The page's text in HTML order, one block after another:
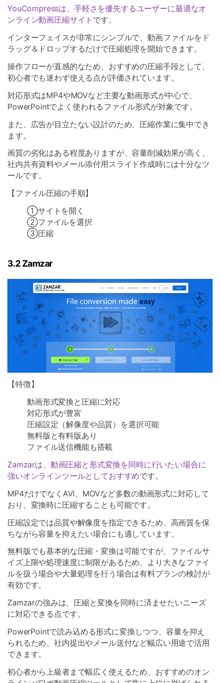
YouCompressは、手軽さを優先するユーザーに最適なオ
ンライン動画圧縮サイト です。
インターフェイスが非常にシンプルで、動画ファイルをド
ラッグ＆ドロップするだけで圧縮処理を開始できます。
操作フローが直感的なため、おすすめの圧縮手段として、
初心者でも迷わず使える点が評価されています。
対応形式はMP4やMOVなど主要な動画形式が中心で、
PowerPointでよく使われるファイル形式が対象です。
また、広告が目立たない設計のため、圧縮作業に集中でき
ます。
画質の劣化はある程度ありますが、容量削減効果が高く、
社内共有資料やメール添付用スライド作成時には十分なツ
ールです。
【ファイル圧縮の手順】
①サイトを開く
➁ファイルを選択
③圧縮
3.2 Zamzar
【特徴】
動画形式変換と圧縮に対応
対応形式が豊富
圧縮設定（解像度や品質）を選択可能
無料版と有料版あり
ファイル送信機能も搭載
Zamzarは、動画圧縮と形式変換を同時に行いたい場合に
強いオンラインツールとしておすすめです。
MP4だけでなくAVI、MOVなど多数の動画形式に対応して
おり、変換時に圧縮することも可能です。
圧縮設定では品質や解像度を指定できるため、高画質を保
ちながら容量を抑えたい場合にも適しています。
無料版でも基本的な圧縮・変換は可能ですが、ファイルサ
イズ上限や処理速度に制限があるため、より大きなファイ
ルを扱う場合や大量処理を行う場合は有料プランの検討が
有効です。
Zamzarの強みは、圧縮と変換を同時に済ませたいニーズ
に対応できる点です。
PowerPointで読み込める形式に変換しつつ、容量を抑え
られるため、社内提出やメール送付など幅広い用途で活用
できます。
初心者から上級者まで幅広く使えるため、おすすめのオン